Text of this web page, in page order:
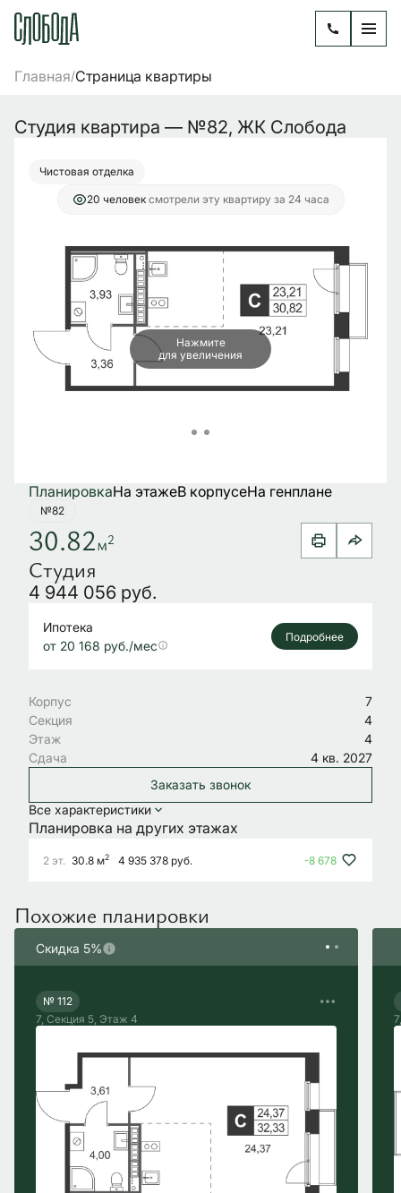
Главная/Страница квартиры
Ипотекаот 20 168 руб./мес.
Студия квартира — №82, ЖК Слобода
Чистовая отделка
20 человек смотрели эту квартиру за 24 часа
Нажмите
для увеличения
ПланировкаНа этажеВ корпусеНа генплане
№82
30.82м2
Студия
4 944 056 руб.
Ипотека
от 20 168 руб./мес
Подробнее
Корпус
7
Секция
4
Этаж
4
Сдача
4 кв. 2027
Заказать звонок
Все характеристики
Планировка на других этажах
2 эт. 30.8 м2 4 935 378 руб. -8 678
Похожие планировки
Скидка 5%
04д 23 ч 12м
№ 112
7, Секция 5, Этаж 4